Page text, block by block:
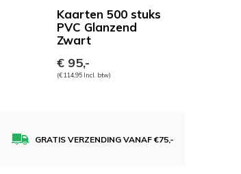
Kaarten 500 stuks
PVC Glanzend
Zwart
€ 95,-
(€ 114,95 Incl. btw)
GRATIS VERZENDING VANAF €75,-